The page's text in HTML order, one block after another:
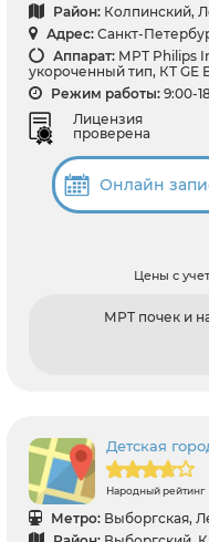
Район: Колпинский,
Адрес: Санкт-
Аппарат: МРТ Philips
укороченный тип, КТ GЕ
Режим работы: 9:00-
Лицензия
проверена
Онлайн
Цены с
МРТ почек и
Детская
Народный рейтинг
Метро: Выборгская,